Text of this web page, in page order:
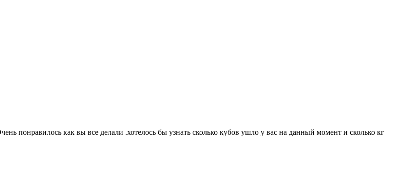
понравилось как вы все делали .хотелось бы узнать сколько кубов ушло у вас на данный момент и сколько кг